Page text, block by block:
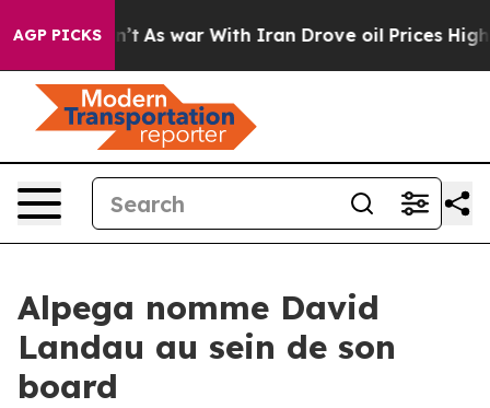
AGP PICKS
it Didn’t As war With Iran Drove oil Prices Higher,
Alpega nomme David
Landau au sein de son
board